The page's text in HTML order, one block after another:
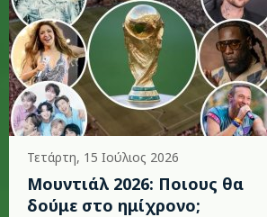
Τετάρτη, 15 Ιούλιος 2026
Μουντιάλ 2026: Ποιους θα
δούμε στο ημίχρονο;